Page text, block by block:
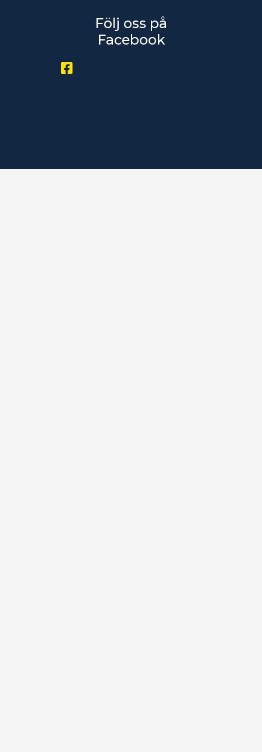
Följ oss på
Facebook